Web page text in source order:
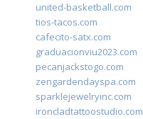
united-basketball.com
tios-tacos.com
cafecito-satx.com
graduacionviu2023.com
pecanjackstogo.com
zengardendayspa.com
sparklejewelryinc.com
ironcladtattoostudio.com